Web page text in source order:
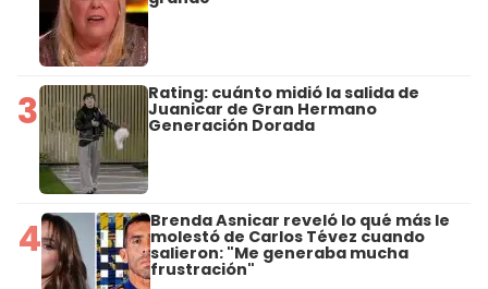
3 Rating: cuánto midió la salida de
Juanicar de Gran Hermano
Generación Dorada
4 Brenda Asnicar reveló lo qué más le
molestó de Carlos Tévez cuando
salieron: "Me generaba mucha
frustración"